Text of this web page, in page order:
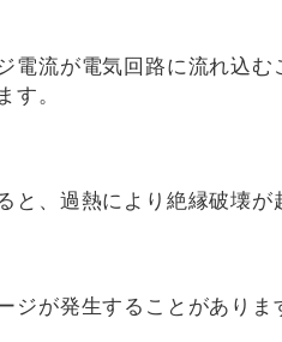
電流が電気回路に流れ込
す。
と、過熱により絶縁破壊が
ジが発生することがありま